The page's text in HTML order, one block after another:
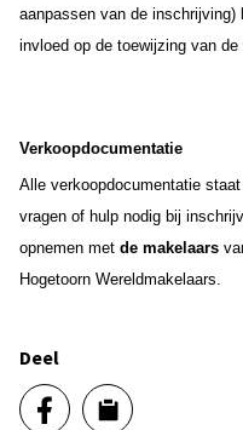
aanpassen van de inschrijving)
invloed op de toewijzing van de
Verkoopdocumentatie
Alle verkoopdocumentatie
vragen of hulp nodig bij
opnemen met de makelaars
Hogetoorn Wereldmakelaars.
Deel